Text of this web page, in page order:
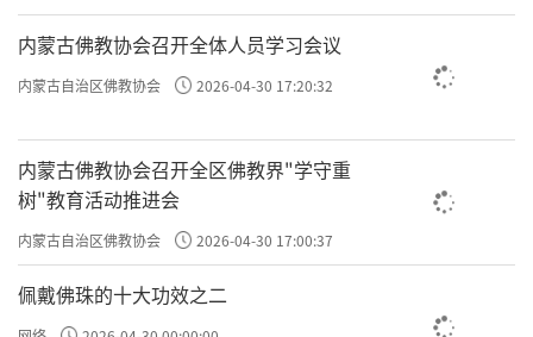
内蒙古佛教协会召开全体人员学习会议
内蒙古自治区佛教协会 2026-04-30 17:20:32
内蒙古佛教协会召开全区佛教界"学守重
树"教育活动推进会
内蒙古自治区佛教协会 2026-04-30 17:00:37
佩戴佛珠的十大功效之二